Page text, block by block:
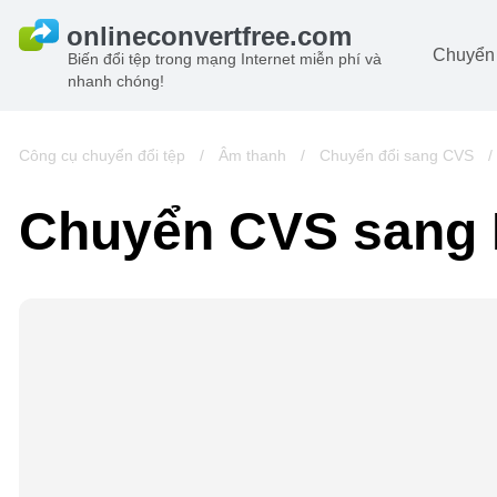
Biến đổi tệp trong mạng Internet miễn phí và
nhanh chóng!
Công cụ chuyển đổi tệp / Âm thanh / Chuyển đổi sang CVS /
Chuyển CVS sang